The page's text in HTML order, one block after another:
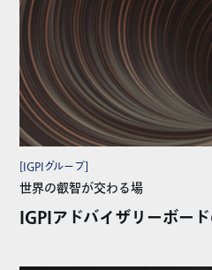
[IGPIグループ]
世界の叡智が交わる場
IGPIアドバイザリーボー